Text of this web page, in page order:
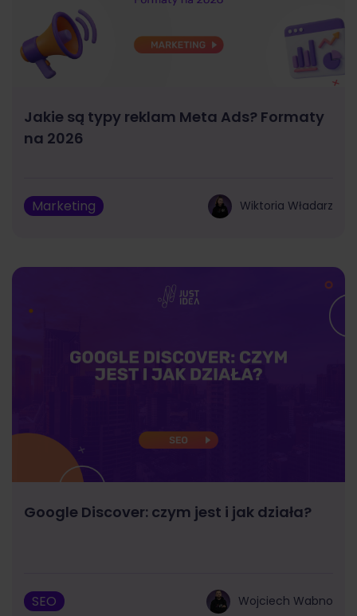
Jakie są typy reklam Meta Ads? Formaty
na 2026
Marketing Wiktoria Władarz
Google Discover: czym jest i jak działa?
SEO Wojciech Wabno